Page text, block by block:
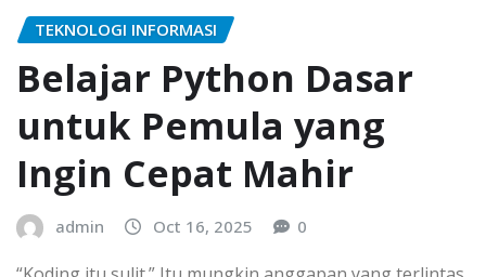
TEKNOLOGI INFORMASI
Belajar Python Dasar
untuk Pemula yang
Ingin Cepat Mahir
admin Oct 16, 2025 0